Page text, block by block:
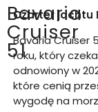
Bavaria
Cruiser
51
Czarter jachtu
Bavaria Cruiser
roku, który
odnowiony w
które cenią
wygodę na